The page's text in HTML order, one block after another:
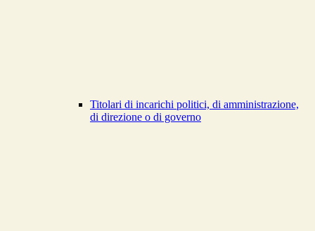
Titolari di incarichi politici, di amministrazione,
di direzione o di governo